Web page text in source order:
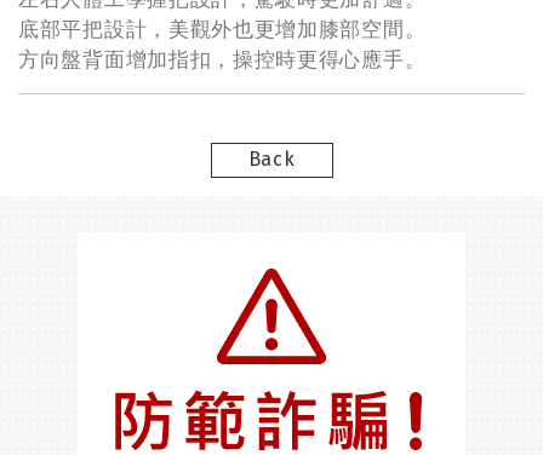
底部平把設計，美觀外也更增加膝部空間。
方向盤背面增加指扣，操控時更得心應手。
Back